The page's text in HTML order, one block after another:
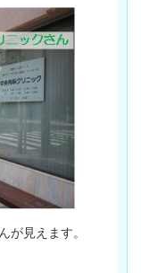
が見えます。